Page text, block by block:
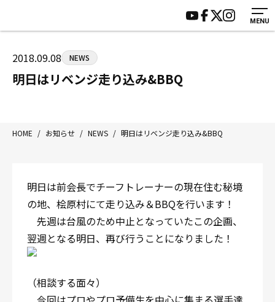
MENU
八王子中屋ボクシングジム
〒192-0072 東京都八王子市南町3-8 第2原嶋ビル1F
Tel/Fax：042-622-7222
営業時間：月〜土 14:00〜22:00 / 日・祝 14:00〜19:00
HOME
ジムについて
トレーニング
入会案内
施設紹介
会員様の声
サポーター募集
2018.09.08 NEWS
明日はリベンジ走り込み&BBQ
HOME / お知らせ / NEWS / 明日はリベンジ走り込み&BBQ
明日は前会長でチーフトレーナーの現在住む秘境
の地、桧原村にて走り込み＆BBQを行います！
先週は台風のため中止となっていたこの企画、
翌週となる明日、再び行うことになりました！
（相談する面々）